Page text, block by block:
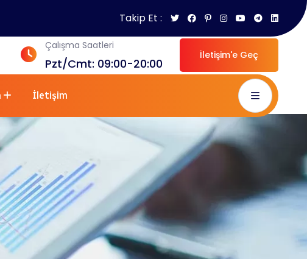
Takip Et :
Çalışma Saatleri
Pzt/Cmt: 09:00-20:00
İletişim'e Geç
İletişim